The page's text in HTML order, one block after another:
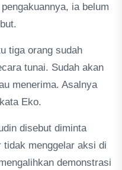
ia belum
tiga orang sudah
tunai. Sudah akan
menerima. Asalnya
Eko.
disebut diminta
tidak menggelar aksi di
demonstrasi